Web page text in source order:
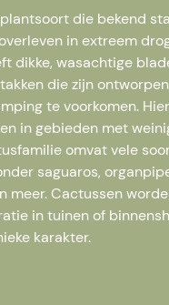
die bekend
in extreem
dikke, wasachtige
die zijn
te voorkomen.
in gebieden met
omvat vele
saguaros,
meer. Cactussen
in tuinen of
karakter.